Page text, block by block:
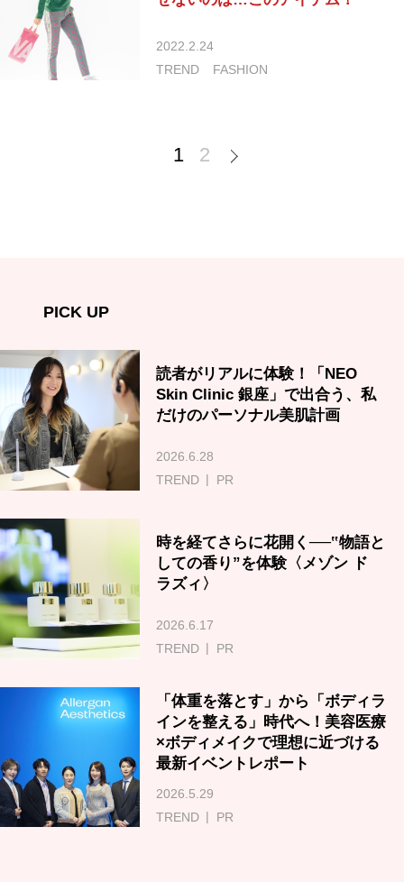
2022.2.24
TREND
FASHION
1 2
PICK UP
読者がリアルに体験！「NEO
Skin Clinic 銀座」で出合う、私
だけのパーソナル美肌計画
2026.6.28
TREND
PR
時を経てさらに花開く──‟物語と
しての香り”を体験〈メゾン ド
ラズィ〉
2026.6.17
TREND
PR
「体重を落とす」から「ボディラ
インを整える」時代へ！美容医療
×ボディメイクで理想に近づける
最新イベントレポート
2026.5.29
TREND
PR